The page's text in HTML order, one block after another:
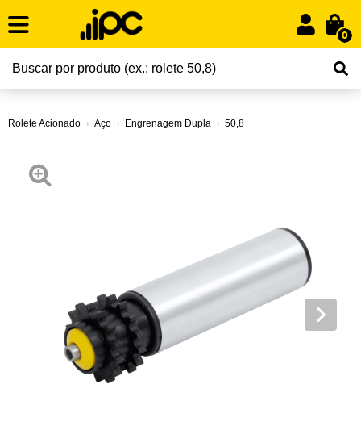
0
Rolete Acionado Aço Engrenagem Dupla 50,8